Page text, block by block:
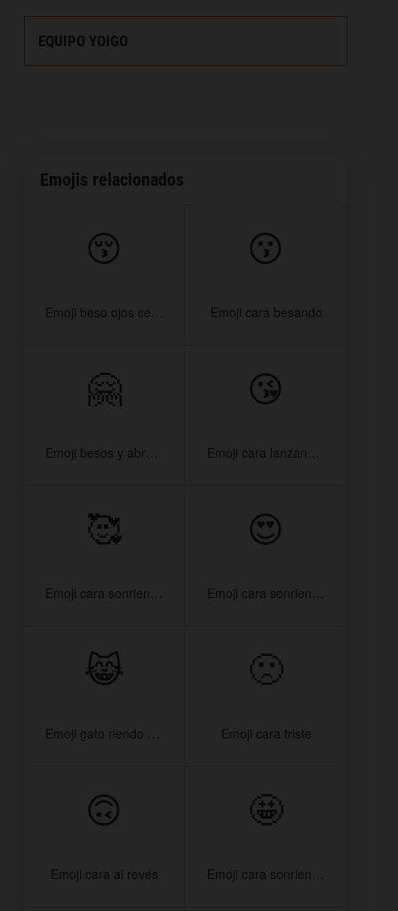
EQUIPO YOIGO
Emojis relacionados
😚
Emoji beso ojos cerrados
😗
Emoji cara besando
🤗
Emoji besos y abrazos
😘
Emoji cara lanzando beso
🥰
Emoji cara sonriendo con corazones
😍
Emoji cara sonriendo con ojos de corazón
😹
Emoji gato riendo con lágrimas
🙁
Emoji cara triste
🙃
Emoji cara al revés
🤩
Emoji cara sonriendo con estrellas